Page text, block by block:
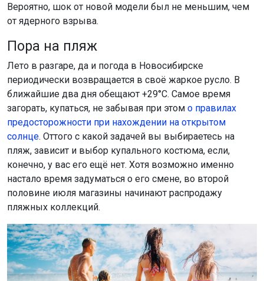
Вероятно, шок от новой модели был не меньшим, чем
от ядерного взрыва.
Пора на пляж
Лето в разгаре, да и погода в Новосибирске
периодически возвращается в своё жаркое русло. В
ближайшие два дня обещают +29°C. Самое время
загорать, купаться, не забывая при этом о правилах
предосторожности при нахождении на открытом
солнце. Оттого с какой задачей вы выбираетесь на
пляж, зависит и выбор купального костюма, если,
конечно, у вас его ещё нет. Хотя возможно именно
настало время задуматься о его смене, во второй
половине июля магазины начинают распродажу
пляжных коллекций.